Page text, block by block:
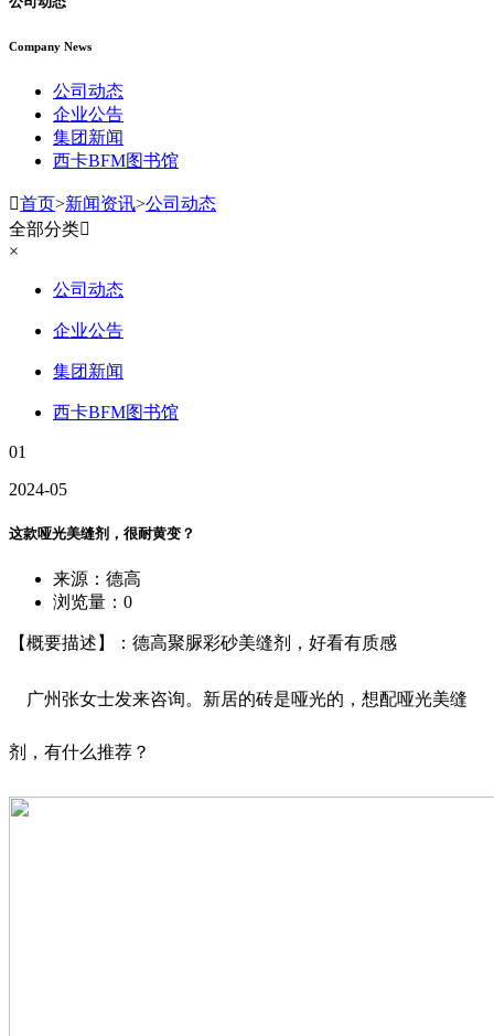
Company News
公司动态
企业公告
集团新闻
西卡BFM图书馆
首页>新闻资讯>公司动态
全部分类
×
公司动态
企业公告
集团新闻
西卡BFM图书馆
01
2024-05
这款哑光美缝剂，很耐黄变？
来源：德高
浏览量： 0
【概要描述】：德高聚脲彩砂美缝剂，好看有质感
广州张女士发来咨询。新居的砖是哑光的，想配哑光美缝
剂，有什么推荐？